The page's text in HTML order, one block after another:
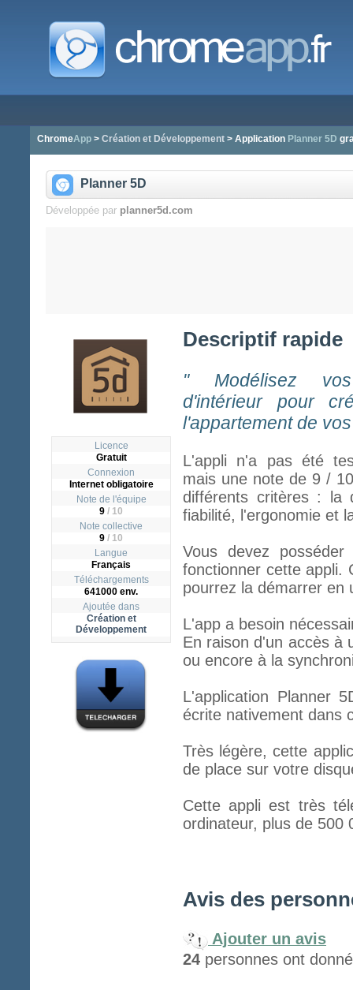
ChromeApp> Création et Développement> Application Planner 5D
Planner 5D
Développée par planner5d.com
Licence
Gratuit
Connexion
Internet obligatoire
Note de l'équipe
9 / 10
Note collective
9 / 10
Langue
Français
Téléchargements
641000 env.
Ajoutée dans
Création et
Développement
Descriptif rapide
" Modélisez
d'intérieur pour
l'appartement de
L'appli n'a pas été
mais une note de 9 /
différents critères : la
fiabilité, l'ergonomie et
Vous devez
fonctionner cette appli.
pourrez la démarrer en
L'app a besoin
En raison d'un accès à
ou encore à la
L'application Planner
écrite nativement dans
Très légère, cette
de place sur votre
Cette appli est très
ordinateur, plus de 500
Avis des
Ajouter un avis
24 personnes ont